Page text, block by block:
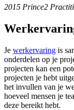
2015 Prince2
Je werkervaring is
onderdelen op je
projecten kan een
projecten je hebt
het invullen van je
hoeveel mensen je
deze bereikt hebt.